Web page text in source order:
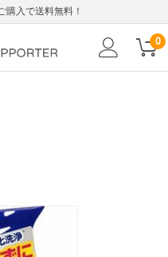
購入で送料無料！
0